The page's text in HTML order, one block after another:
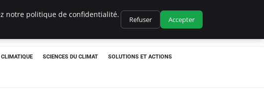
SCIENCES DU CLIMAT SOLUTIONS ET ACTIONS
notre politique de confidentialité.
Refuser Accepter